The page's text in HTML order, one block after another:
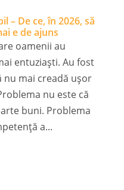
– De ce, în 2026, să
e de ajuns
oamenii au
entuziaști. Au fost
nu mai creadă ușor
nu este că
buni. Problema
a...